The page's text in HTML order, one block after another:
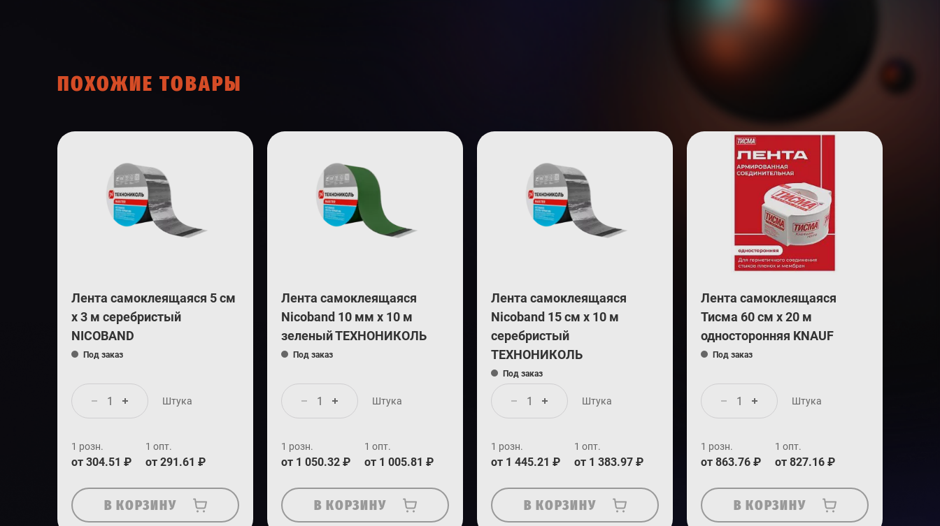
ПОХОЖИЕ ТОВАРЫ
Лента самоклеящаяся 5 см
х 3 м серебристый
NICOBAND
Под заказ
Штука
1 розн.
от 304.51 ₽
1 опт.
от 291.61 ₽
В КОРЗИНУ
Лента самоклеящаяся
Nicoband 10 мм х 10 м
зеленый ТЕХНОНИКОЛЬ
Под заказ
Штука
1 розн.
от 1 050.32 ₽
1 опт.
от 1 005.81 ₽
В КОРЗИНУ
Лента самоклеящаяся
Nicoband 15 см х 10 м
серебристый
ТЕХНОНИКОЛЬ
Под заказ
Штука
1 розн.
от 1 445.21 ₽
1 опт.
от 1 383.97 ₽
В КОРЗИНУ
Лента самоклеящаяся
Тисма 60 см х 20 м
односторонняя KNAUF
Под заказ
Штука
1 розн.
от 863.76 ₽
1 опт.
от 827.16 ₽
В КОРЗИНУ